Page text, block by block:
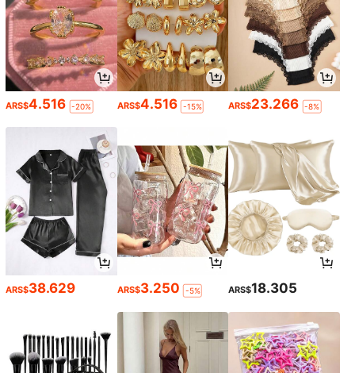
ARS$4.516 -20% ARS$4.516 -15% ARS$23.266 -8%
ARS$38.629 ARS$3.250 -5% ARS$18.305